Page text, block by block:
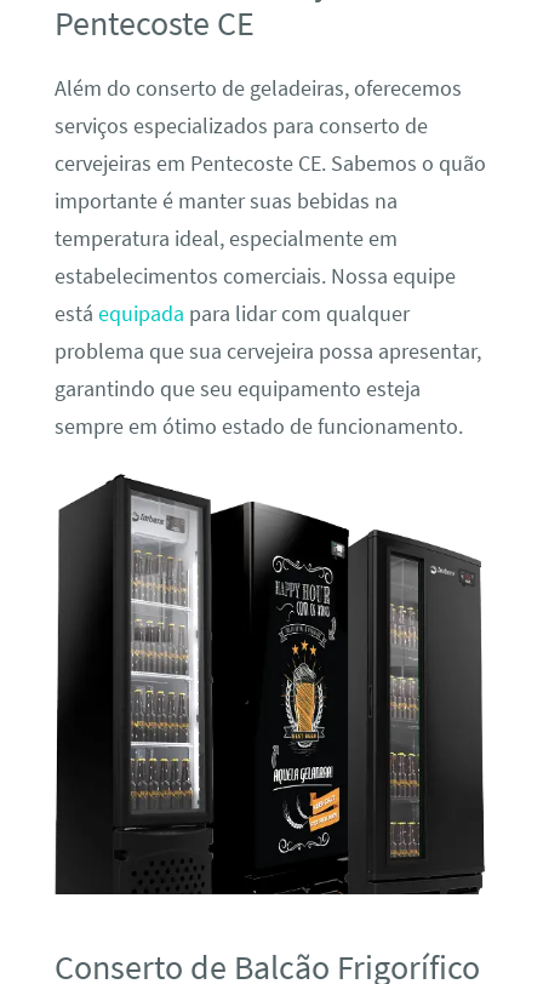
Pentecoste CE
Além do conserto de geladeiras, oferecemos
serviços especializados para conserto de
cervejeiras em Pentecoste CE. Sabemos o quão
importante é manter suas bebidas na
temperatura ideal, especialmente em
estabelecimentos comerciais. Nossa equipe
está equipada para lidar com qualquer
problema que sua cervejeira possa apresentar,
garantindo que seu equipamento esteja
sempre em ótimo estado de funcionamento.
Conserto de Balcão Frigorífico